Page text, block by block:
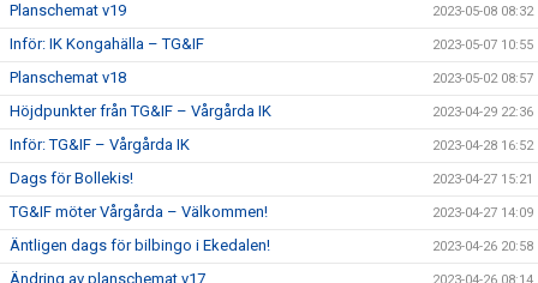
Planschemat v19 2023-05-08 08:32
Inför: IK Kongahälla – TG&IF 2023-05-07 10:55
Planschemat v18 2023-05-02 08:57
Höjdpunkter från TG&IF – Vårgårda IK 2023-04-29 22:36
Inför: TG&IF – Vårgårda IK 2023-04-28 16:52
Dags för Bollekis! 2023-04-27 15:21
TG&IF möter Vårgårda – Välkommen! 2023-04-27 14:09
Äntligen dags för bilbingo i Ekedalen! 2023-04-26 20:58
Ändring av planschemat v17